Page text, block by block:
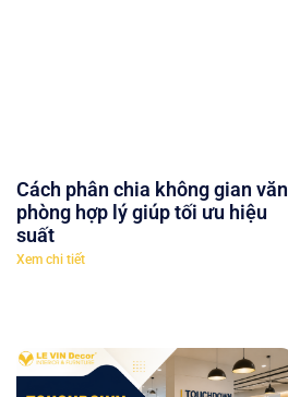
Cách phân chia không gian văn
phòng hợp lý giúp tối ưu hiệu
suất
Xem chi tiết